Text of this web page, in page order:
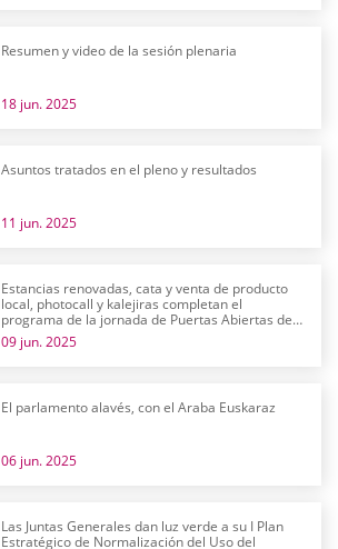
Resumen y video de la sesión plenaria
18 jun. 2025
Asuntos tratados en el pleno y resultados
11 jun. 2025
Estancias renovadas, cata y venta de producto
local, photocall y kalejiras completan el
programa de la jornada de Puertas Abiertas de
las Juntas Generales
09 jun. 2025
El parlamento alavés, con el Araba Euskaraz
06 jun. 2025
Las Juntas Generales dan luz verde a su I Plan
Estratégico de Normalización del Uso del